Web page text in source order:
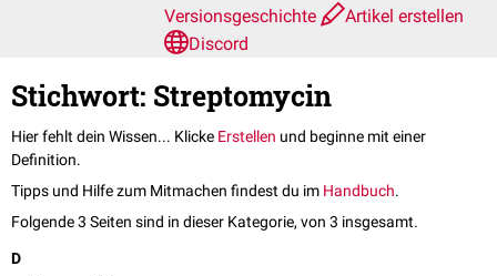
Versionsgeschichte
Artikel erstellen
Discord
Stichwort: Streptomycin
Hier fehlt dein Wissen... Klicke Erstellen und beginne mit einer
Definition.
Tipps und Hilfe zum Mitmachen findest du im Handbuch.
Folgende 3 Seiten sind in dieser Kategorie, von 3 insgesamt.
D